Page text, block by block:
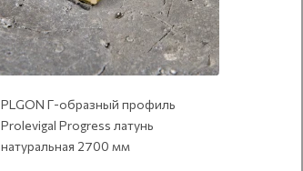
PLGON Г-образный профиль
Prolevigal Progress латунь
натуральная 2700 мм